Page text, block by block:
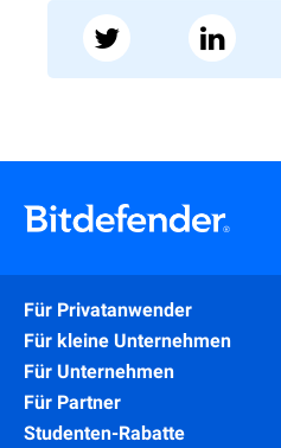
Für Privatanwender
Für kleine Unternehmen
Für Unternehmen
Für Partner
Studenten-Rabatte